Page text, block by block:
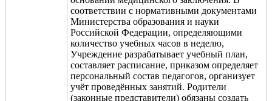
соответствии с нормативными документами
Министерства образования и науки
Российской Федерации, определяющими
количество учебных часов в неделю,
Учреждение разрабатывает учебный план,
составляет расписание, приказом определяет
персональный состав педагогов, организует
учёт проведённых занятий. Родители
(законные представители) обязаны создать